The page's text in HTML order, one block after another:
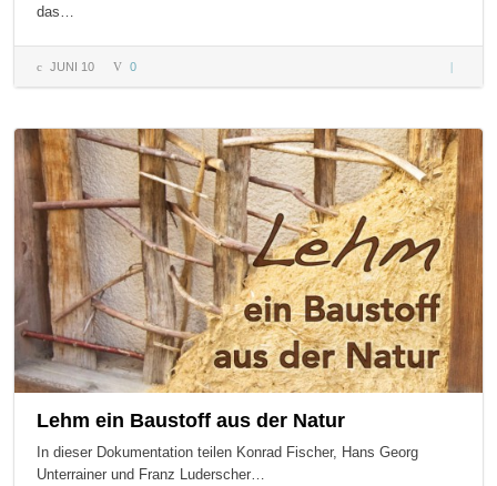
das…
JUNI 10 0
–
Lehm ein Baustoff aus der Natur
In dieser Dokumentation teilen Konrad Fischer, Hans Georg
Unterrainer und Franz Luderscher…